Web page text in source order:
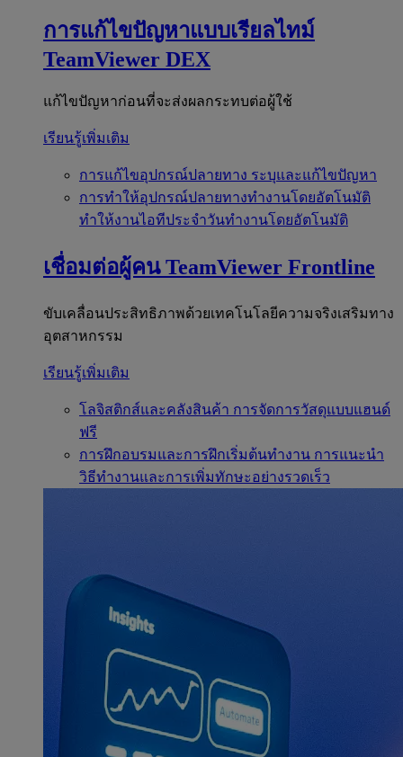
การแก้ไขปัญหาแบบเรียลไทม์
TeamViewer DEX
แก้ไขปัญหาก่อนที่จะส่งผลกระทบต่อผู้ใช้
เรียนรู้เพิ่มเติม
การแก้ไขอุปกรณ์ปลายทาง ระบุและแก้ไขปัญหา
การทำให้อุปกรณ์ปลายทางทำงานโดยอัตโนมัติ
ทำให้งานไอทีประจำวันทำงานโดยอัตโนมัติ
เชื่อมต่อผู้คน TeamViewer Frontline
ขับเคลื่อนประสิทธิภาพด้วยเทคโนโลยีความจริงเสริมทาง
อุตสาหกรรม
เรียนรู้เพิ่มเติม
โลจิสติกส์และคลังสินค้า การจัดการวัสดุแบบแฮนด์
ฟรี
การฝึกอบรมและการฝึกเริ่มต้นทำงาน การแนะนำ
วิธีทำงานและการเพิ่มทักษะอย่างรวดเร็ว